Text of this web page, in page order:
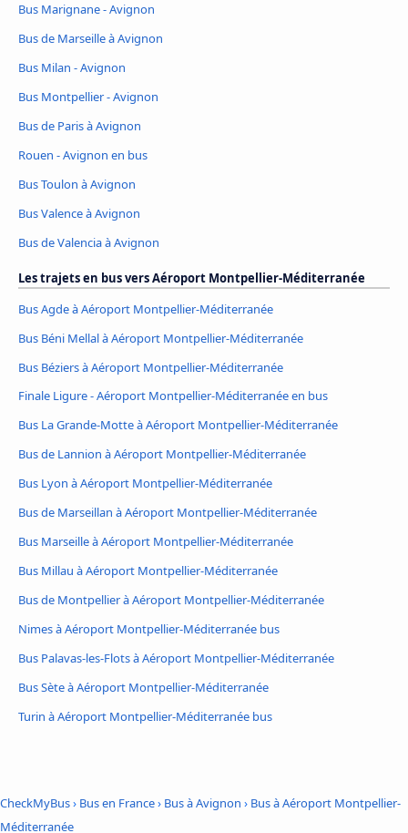
Bus Marignane - Avignon
Bus de Marseille à Avignon
Bus Milan - Avignon
Bus Montpellier - Avignon
Bus de Paris à Avignon
Rouen - Avignon en bus
Bus Toulon à Avignon
Bus Valence à Avignon
Bus de Valencia à Avignon
Les trajets en bus vers Aéroport Montpellier-Méditerranée
Bus Agde à Aéroport Montpellier-Méditerranée
Bus Béni Mellal à Aéroport Montpellier-Méditerranée
Bus Béziers à Aéroport Montpellier-Méditerranée
Finale Ligure - Aéroport Montpellier-Méditerranée en bus
Bus La Grande-Motte à Aéroport Montpellier-Méditerranée
Bus de Lannion à Aéroport Montpellier-Méditerranée
Bus Lyon à Aéroport Montpellier-Méditerranée
Bus de Marseillan à Aéroport Montpellier-Méditerranée
Bus Marseille à Aéroport Montpellier-Méditerranée
Bus Millau à Aéroport Montpellier-Méditerranée
Bus de Montpellier à Aéroport Montpellier-Méditerranée
Nimes à Aéroport Montpellier-Méditerranée bus
Bus Palavas-les-Flots à Aéroport Montpellier-Méditerranée
Bus Sète à Aéroport Montpellier-Méditerranée
Turin à Aéroport Montpellier-Méditerranée bus
CheckMyBus› Bus en France› Bus à Avignon › Bus à Aéroport Montpellier-
Méditerranée